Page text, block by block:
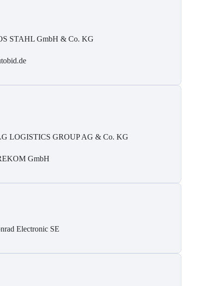
STAHL GmbH & Co. KG
LOGISTICS GROUP AG & Co. KG
GmbH
Electronic SE